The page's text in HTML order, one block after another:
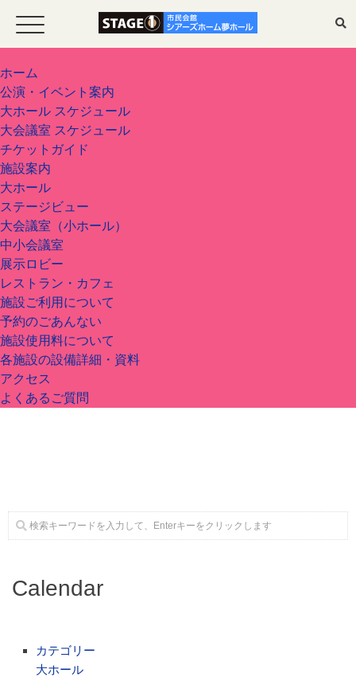
ホーム
公演・イベント案内
大ホール スケジュール
大会議室 スケジュール
チケットガイド
施設案内
大ホール
ステージビュー
大会議室（小ホール）
中小会議室
展示ロビー
レストラン・カフェ
施設ご利用について
予約のごあんない
施設使用料について
各施設の設備詳細・資料
アクセス
よくあるご質問
Calendar
カテゴリー
大ホール